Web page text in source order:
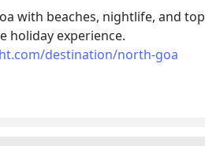
with beaches, nightlife, and top
holiday experience.
destination/north-goa